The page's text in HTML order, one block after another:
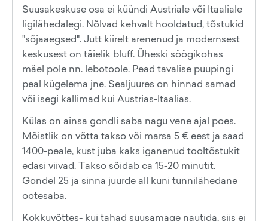
Suusakeskuse osa ei küündi Austriale või Itaaliale
ligilähedalegi. Nõlvad kehvalt hooldatud, tõstukid
"sõjaaegsed". Jutt kiirelt arenenud ja modernsest
keskusest on täielik bluff. Üheski söögikohas
mäel pole nn. lebotoole. Pead tavalise puupingi
peal kügelema jne. Sealjuures on hinnad samad
või isegi kallimad kui Austrias-Itaalias.
Külas on ainsa gondli saba nagu vene ajal poes.
Mõistlik on võtta takso või marsa 5 € eest ja saad
1400-peale, kust juba kaks iganenud tooltõstukit
edasi viivad. Takso sõidab ca 15-20 minutit.
Gondel 25 ja sinna juurde all kuni tunnilähedane
ootesaba.
Kokkuvõttes- kui tahad suusamäge nautida, siis ei